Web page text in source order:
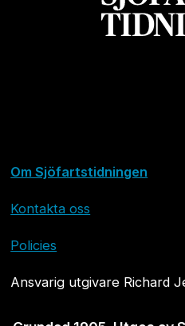
Om Sjöfartstidningen
Kontakta oss
Policies
Ansvarig utgivare Richard